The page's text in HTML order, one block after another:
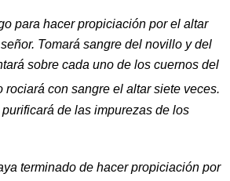
para hacer propiciación por el altar
Tomará sangre del novillo y del
sobre cada uno de los cuernos del
rociará con sangre el altar siete veces.
de las impurezas de los
terminado de hacer propiciación por